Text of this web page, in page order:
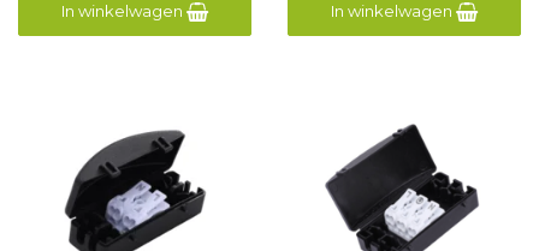
In winkelwagen In winkelwagen